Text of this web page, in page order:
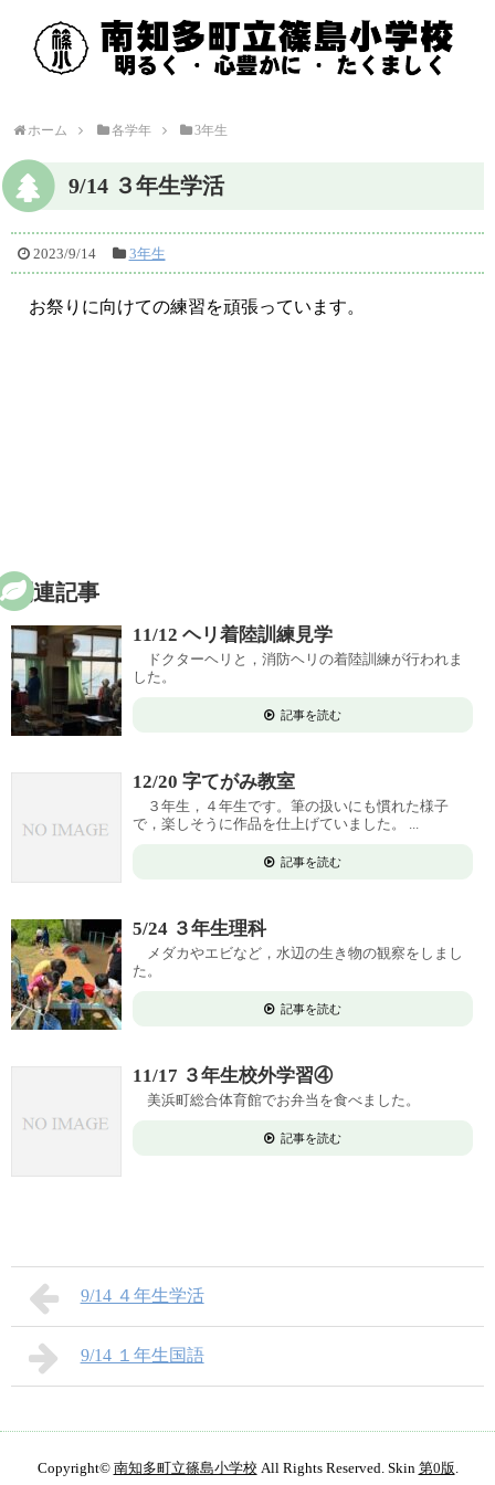
ホーム 各学年 3年生
9/14 ３年生学活
2023/9/14 3年生
お祭りに向けての練習を頑張っています。
関連記事
11/12 ヘリ着陸訓練見学
ドクターヘリと，消防ヘリの着陸訓練が行われま
した。
記事を読む
12/20 字てがみ教室
３年生，４年生です。筆の扱いにも慣れた様子
で，楽しそうに作品を仕上げていました。 ...
記事を読む
5/24 ３年生理科
メダカやエビなど，水辺の生き物の観察をしまし
た。
記事を読む
11/17 ３年生校外学習④
美浜町総合体育館でお弁当を食べました。
記事を読む
9/14 ４年生学活
9/14 １年生国語
Copyright© 南知多町立篠島小学校 All Rights Reserved. Skin 第0版.